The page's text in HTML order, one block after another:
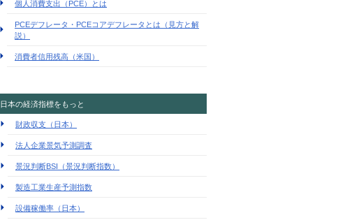
個人消費支出（PCE）とは
PCEデフレータ・PCEコアデフレータとは（見方と解
説）
消費者信用残高（米国）
日本の経済指標をもっと
財政収支（日本）
法人企業景気予測調査
景況判断BSI（景況判断指数）
製造工業生産予測指数
設備稼働率（日本）